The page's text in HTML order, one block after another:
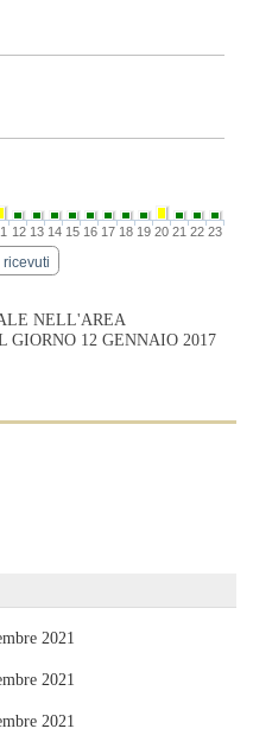
12 13 14 15 16 17 18 19 20 21 22 23
NELL'AREA
GIORNO 12 GENNAIO 2017
2021
2021
2021